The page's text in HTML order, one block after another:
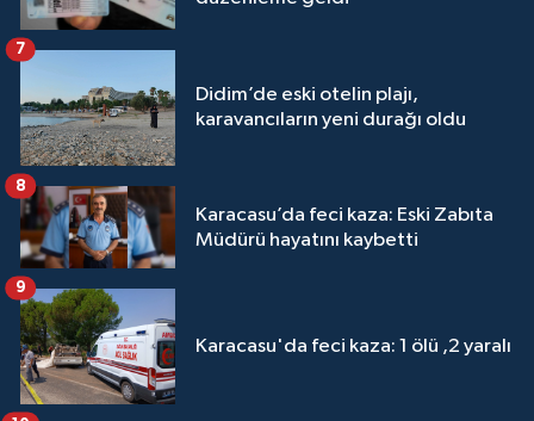
Didim’de eski otelin plajı,
karavancıların yeni durağı oldu
7
Karacasu’da feci kaza: Eski Zabıta
Müdürü hayatını kaybetti
8
Karacasu'da feci kaza: 1 ölü ,2 yaralı
9